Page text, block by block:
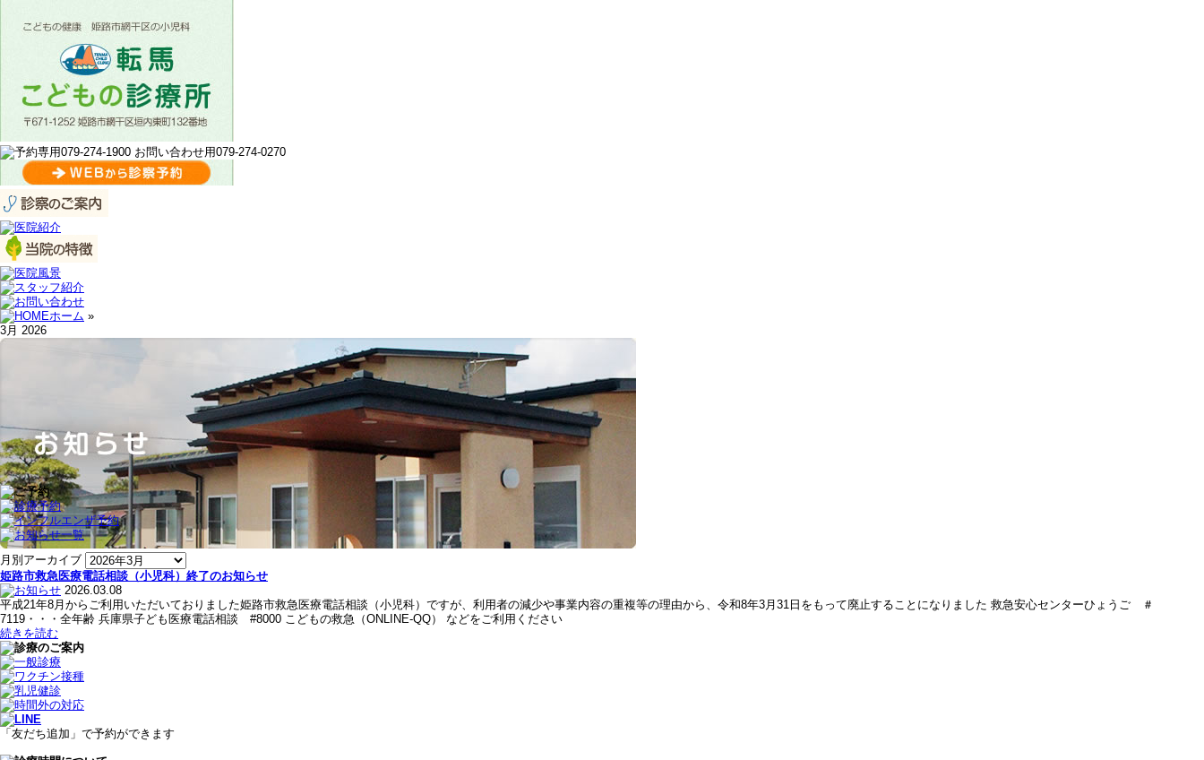
ホーム »
3月 2026
月別アーカイブ
姫路市救急医療電話相談（小児科）終了のお知らせ
2026.03.08
平成21年8月からご利用いただいておりました姫路市救急医療電話相談（小児科）ですが、利用者の減少や事業内容の重複等の理由から、令和8年3月31日をもって廃止することになりました 救急安心センターひょうご ＃
7119・・・全年齢 兵庫県子ども医療電話相談 #8000 こどもの救急（ONLINE-QQ） などをご利用ください
続きを読む
「友だち追加」で予約ができます